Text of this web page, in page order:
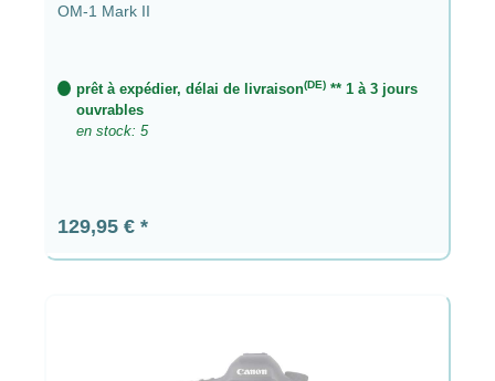
OM-1 Mark II
prêt à expédier, délai de livraison(DE) ** 1 à 3 jours
ouvrables
en stock: 5
Prix régulier :
129,95 €